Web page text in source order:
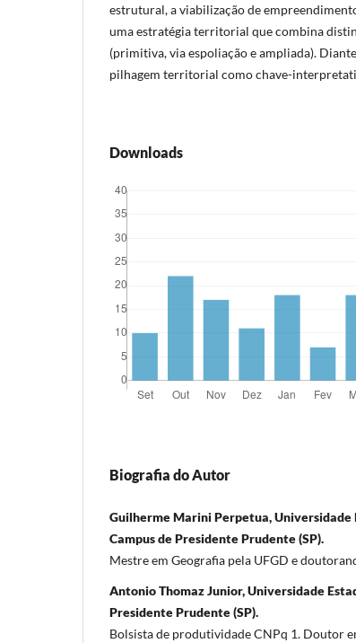
estrutural, a viabilização de
uma estratégia territorial que combina
(primitiva, via espoliação e ampliada).
pilhagem territorial como chave-
Downloads
Biografia do Autor
Guilherme Marini Perpetua, Universidade
Campus de Presidente Prudente (SP).
Mestre em Geografia pela UFGD e
Antonio Thomaz Junior, Universidade
Presidente Prudente (SP).
Bolsista de produtividade CNPq 1. Doutor